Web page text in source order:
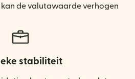
kan de valutawaarde verhogen
stabiliteit